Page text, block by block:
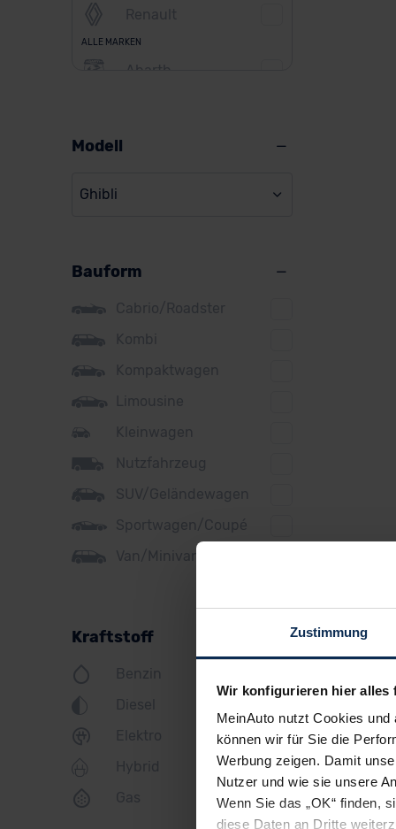
Zustimmung
Wir konfigurieren hier alles
MeinAuto nutzt Cookies
können wir für Sie die
Werbung zeigen. Damit
Nutzer und wie sie unsere
Wenn Sie das „OK“ finden,
diese Daten an Dritte
Renault
ALLE MARKEN
Abarth
Citroen
Cupra
DS
Dacia
Fiat
Ford
Honda
Land Rover
Lexus
MINI
Maserati
Mazda
Mercedes
Modell
Ghibli
Bauform
Cabrio/Roadster
Kombi
Kompaktwagen
Limousine
Kleinwagen
Nutzfahrzeug
SUV/Geländewagen
Sportwagen/Coupé
Van/Minivan
Kraftstoff
Benzin
Diesel
Elektro
Hybrid
Gas